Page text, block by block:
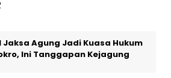
Jaksa Agung Jadi Kuasa Hukum
Ini Tanggapan Kejagung